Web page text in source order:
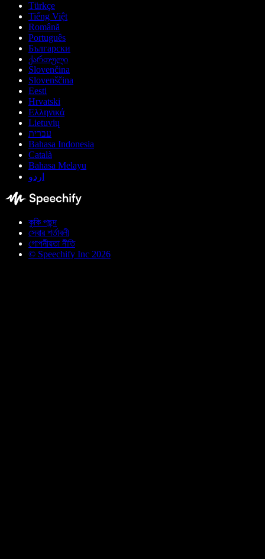
Türkçe
Tiếng Việt
Română
Português
Български
ქართული
Slovenčina
Slovenščina
Eesti
Hrvatski
Ελληνικά
Lietuvių
עברית
Bahasa Indonesia
Català
Bahasa Melayu
اردو
কুকি পছন্দ
সেবার শর্তাবলী
গোপনীয়তা নীতি
© Speechify Inc 2026